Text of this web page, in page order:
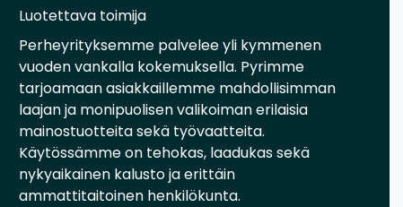
Luotettava toimija
Perheyrityksemme palvelee yli kymmenen
vuoden vankalla kokemuksella. Pyrimme
tarjoamaan asiakkaillemme mahdollisimman
laajan ja monipuolisen valikoiman erilaisia
mainostuotteita sekä työvaatteita.
Käytössämme on tehokas, laadukas sekä
nykyaikainen kalusto ja erittäin
ammattitaitoinen henkilökunta.